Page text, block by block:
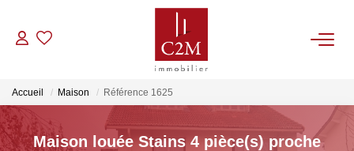
CONTACT
Accueil Maison Référence 1625
Maison louée Stains 4 pièce(s) proche